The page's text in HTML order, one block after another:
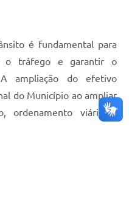
é fundamental para
o tráfego e garantir o
ampliação do efetivo
do Município ao ampliar
ordenamento viário e